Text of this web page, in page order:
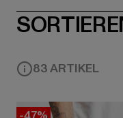
83 ARTIKEL